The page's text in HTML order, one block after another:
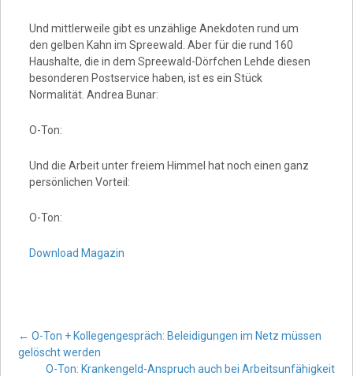
Und mittlerweile gibt es unzählige Anekdoten rund um
den gelben Kahn im Spreewald. Aber für die rund 160
Haushalte, die in dem Spreewald-Dörfchen Lehde diesen
besonderen Postservice haben, ist es ein Stück
Normalität. Andrea Bunar:
O-Ton:
Und die Arbeit unter freiem Himmel hat noch einen ganz
persönlichen Vorteil:
O-Ton:
Download Magazin
Post
← O-Ton + Kollegengespräch: Beleidigungen im Netz müssen
gelöscht werden
O-Ton: Krankengeld-Anspruch auch bei Arbeitsunfähigkeit